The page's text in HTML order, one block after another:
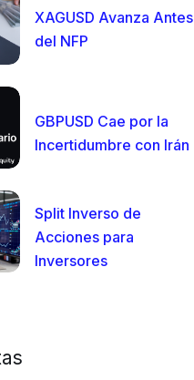
XAGUSD Avanza Antes
del NFP
GBPUSD Cae por la
Incertidumbre con Irán
Split Inverso de
Acciones para
Inversores